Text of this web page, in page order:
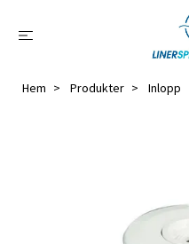
Hem Produkter Inlopp